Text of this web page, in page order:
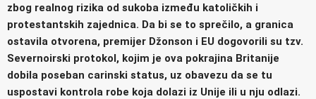
zbog realnog rizika od sukoba između katoličkih i
protestantskih zajednica. Da bi se to sprečilo, a granica
ostavila otvorena, premijer Džonson i EU dogovorili su tzv.
Severnoirski protokol, kojim je ova pokrajina Britanije
dobila poseban carinski status, uz obavezu da se tu
uspostavi kontrola robe koja dolazi iz Unije ili u nju odlazi.